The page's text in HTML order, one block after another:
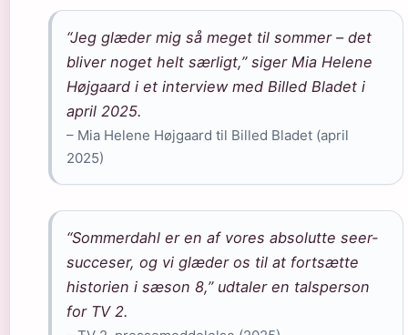
“Jeg glæder mig så meget til sommer – det
bliver noget helt særligt,” siger Mia Helene
Højgaard i et interview med Billed Bladet i
april 2025.
– Mia Helene Højgaard til Billed Bladet (april
2025)
“Sommerdahl er en af vores absolutte seer-
succeser, og vi glæder os til at fortsætte
historien i sæson 8,” udtaler en talsperson
for TV 2.